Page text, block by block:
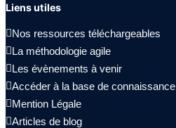
Liens utiles
Nos ressources téléchargeables
La méthodologie agile
Les évènements à venir
Accéder à la base de connaissance
Mention Légale
Articles de blog